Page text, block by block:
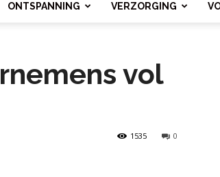
ONTSPANNING VERZORGING
vol
0
1535